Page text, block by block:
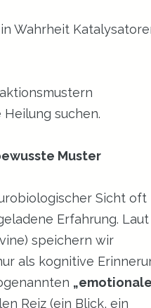
Wahrheit
suchen.
Muster
Sicht oft
Erfahrung. Laut
speichern wir
als kognitive
Reiz (ein Blick, ein